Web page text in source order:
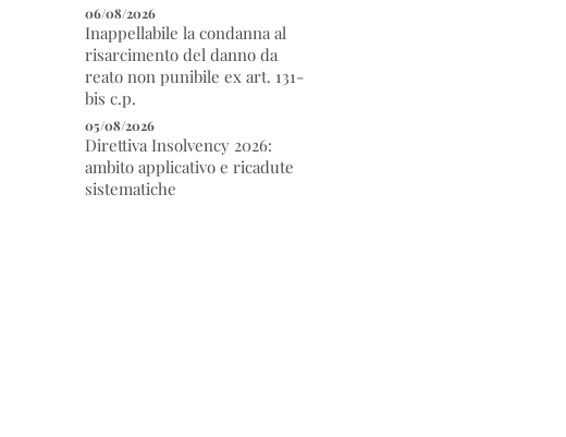
06/08/2026
Inappellabile la condanna al
risarcimento del danno da
reato non punibile ex art. 131-
bis c.p.
05/08/2026
Direttiva Insolvency 2026:
ambito applicativo e ricadute
sistematiche